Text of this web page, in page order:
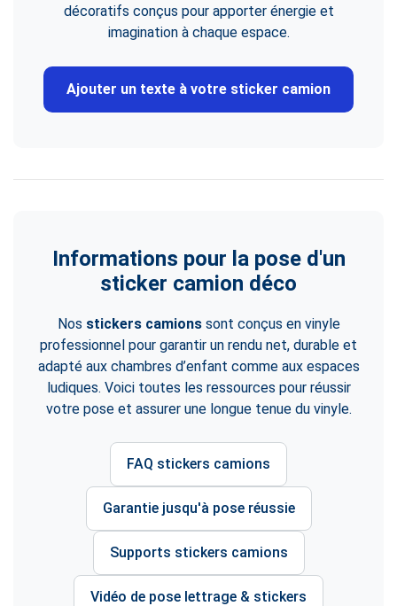
décoratifs conçus pour apporter énergie et
imagination à chaque espace.
Ajouter un texte à votre sticker camion
Informations pour la pose d'un
sticker camion déco
Nos stickers camionssont conçus en vinyle
professionnel pour garantir un rendu net, durable et
adapté aux chambres d’enfant comme aux espaces
ludiques. Voici toutes les ressources pour réussir
votre pose et assurer une longue tenue du vinyle.
FAQ stickers camions
Garantie jusqu'à pose réussie
Supports stickers camions
Vidéo de pose lettrage & stickers